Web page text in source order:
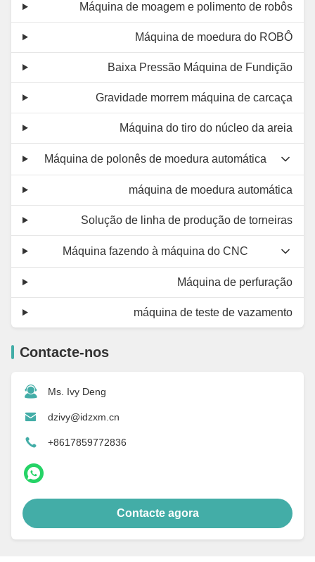
Máquina de moagem e polimento de robôs
Máquina de moedura do ROBÔ
Baixa Pressão Máquina de Fundição
Gravidade morrem máquina de carcaça
Máquina do tiro do núcleo da areia
Máquina de polonês de moedura automática
máquina de moedura automática
Solução de linha de produção de torneiras
Máquina fazendo à máquina do CNC
Máquina de perfuração
máquina de teste de vazamento
Contacte-nos
Ms. Ivy Deng
dzivy@idzxm.cn
+8617859772836
Contacte agora